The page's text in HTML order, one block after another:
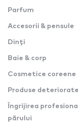
Parfum
Accesorii & pensule
Dinți
Baie & corp
Cosmetice coreene
Produse deteriorate
Îngrijirea
părului